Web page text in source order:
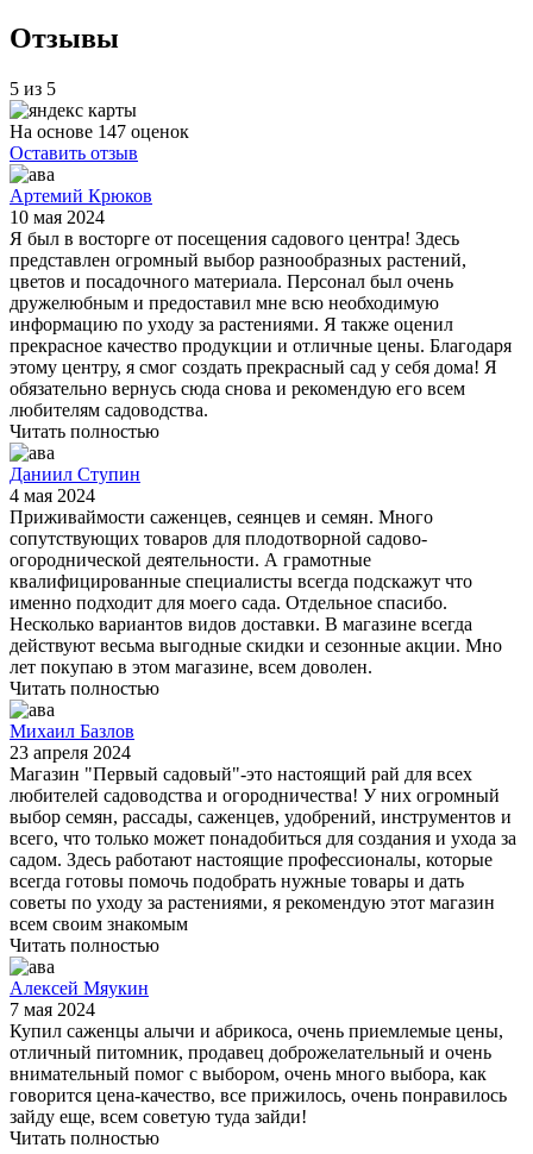
Отзывы
5 из 5
На основе 147 оценок
Оставить отзыв
Артемий Крюков
10 мая 2024
Я был в восторге от посещения садового центра! Здесь
представлен огромный выбор разнообразных растений,
цветов и посадочного материала. Персонал был очень
дружелюбным и предоставил мне всю необходимую
информацию по уходу за растениями. Я также оценил
прекрасное качество продукции и отличные цены. Благодаря
этому центру, я смог создать прекрасный сад у себя дома! Я
обязательно вернусь сюда снова и рекомендую его всем
любителям садоводства.
Читать полностью
Даниил Ступин
4 мая 2024
Приживаймости саженцев, сеянцев и семян. Много
сопутствующих товаров для плодотворной садово-
огороднической деятельности. А грамотные
квалифицированные специалисты всегда подскажут что
именно подходит для моего сада. Отдельное спасибо.
Несколько вариантов видов доставки. В магазине всегда
действуют весьма выгодные скидки и сезонные акции. Мно
лет покупаю в этом магазине, всем доволен.
Читать полностью
Михаил Базлов
23 апреля 2024
Магазин "Первый садовый"-это настоящий рай для всех
любителей садоводства и огородничества! У них огромный
выбор семян, рассады, саженцев, удобрений, инструментов и
всего, что только может понадобиться для создания и ухода за
садом. Здесь работают настоящие профессионалы, которые
всегда готовы помочь подобрать нужные товары и дать
советы по уходу за растениями, я рекомендую этот магазин
всем своим знакомым
Читать полностью
Алексей Мяукин
7 мая 2024
Купил саженцы алычи и абрикоса, очень приемлемые цены,
отличный питомник, продавец доброжелательный и очень
внимательный помог с выбором, очень много выбора, как
говорится цена-качество, все прижилось, очень понравилось
зайду еще, всем советую туда зайди!
Читать полностью